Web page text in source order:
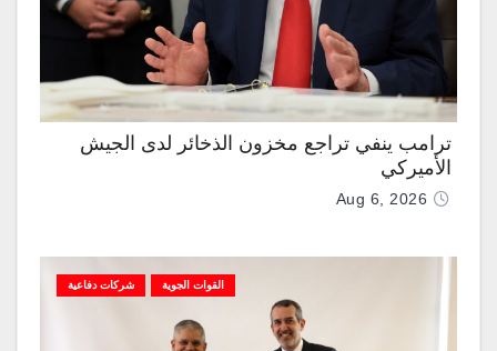
ترامب ينفي تراجع مخزون الذخائر لدى الجيش
الأميركي
Aug 6, 2026
القوات الجوية شركات دفاعية